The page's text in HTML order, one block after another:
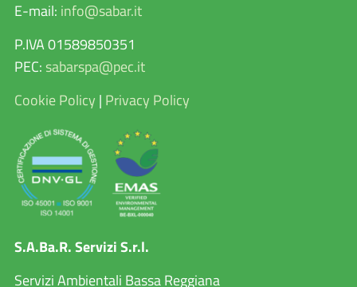
E-mail: info@sabar.it
P.IVA 01589850351
PEC: sabarspa@pec.it
Cookie Policy | Privacy Policy
S.A.Ba.R. Servizi S.r.l.
Servizi Ambientali Bassa Reggiana